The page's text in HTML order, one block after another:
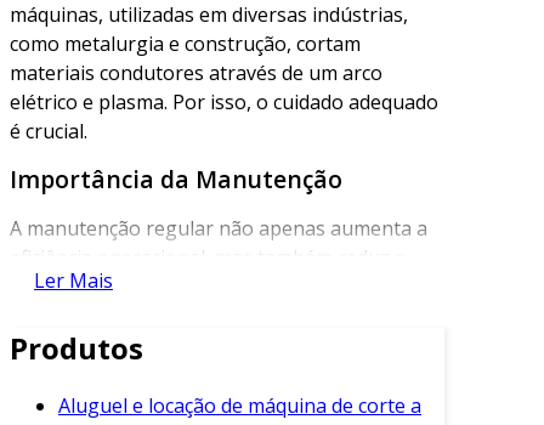
máquinas, utilizadas em diversas indústrias,
como metalurgia e construção, cortam
materiais condutores através de um arco
elétrico e plasma. Por isso, o cuidado adequado
é crucial.
Importância da Manutenção
A manutenção regular não apenas aumenta a
eficiência operacional, mas também reduz o
tempo de inatividade. Além disso, ajuda a evitar
custos elevados de reparo. Portanto, conhecer
qualquer operação que utilize este tipo de
Ler Mais
Produtos
Aluguel e locação de máquina de corte a